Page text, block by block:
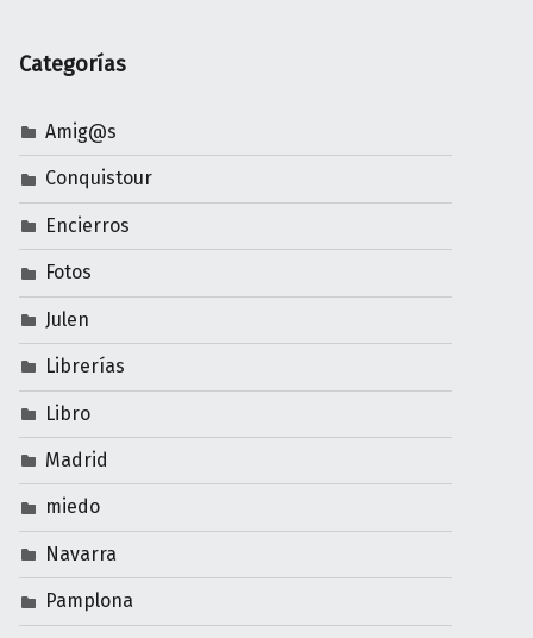
Categorías
Amig@s
Conquistour
Encierros
Fotos
Julen
Librerías
Libro
Madrid
miedo
Navarra
Pamplona